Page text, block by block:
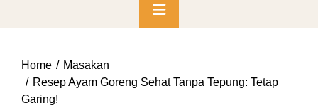
Primary
Menu
Home
Masakan
Resep Ayam Goreng Sehat Tanpa Tepung: Tetap
Garing!